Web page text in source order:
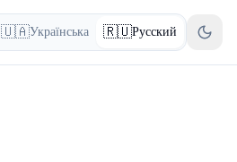
🇺🇦Українська 🇷🇺Русский